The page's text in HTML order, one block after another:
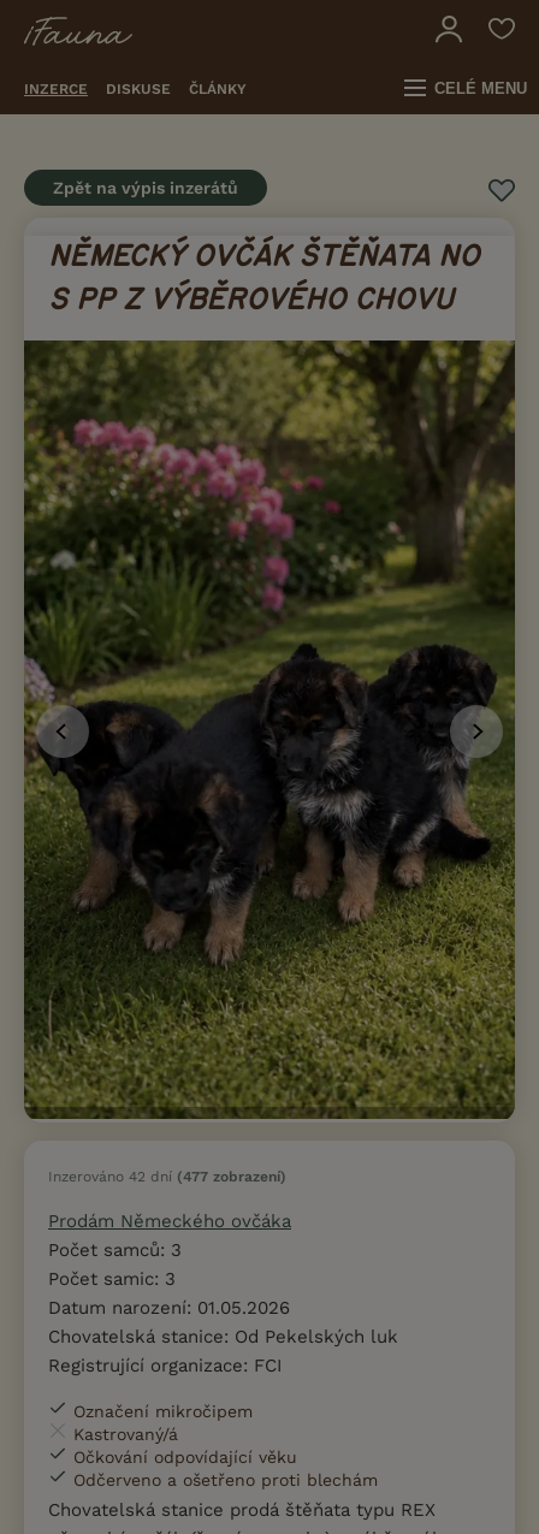
INZERCE DISKUSE ČLÁNKY CELÉ MENU
Zpět na výpis inzerátů
Inzerováno 42 dní (477 zobrazení)
Prodám Německého ovčáka
Počet samců: 3
Počet samic: 3
Datum narození: 01.05.2026
Chovatelská stanice: Od Pekelských luk
Registrující organizace: FCI
Označení mikročipem
Kastrovaný/á
Očkování odpovídající věku
Odčerveno a ošetřeno proti blechám
Chovatelská stanice prodá štěňata typu REX
NĚMECKÝ OVČÁK ŠTĚŇATA NO
S PP Z VÝBĚROVÉHO CHOVU